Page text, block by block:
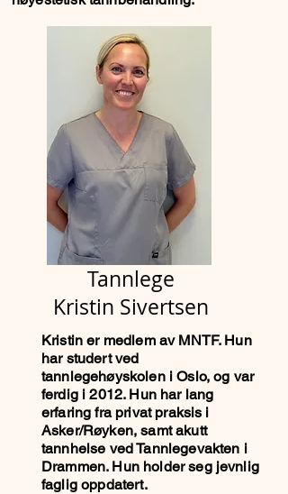
Tannlege
Kristin Sivertsen
Kristin er medlem av MNTF. Hun
har studert ved
tannlegehøyskolen i Oslo, og var
ferdig i 2012. Hun har lang
erfaring fra privat praksis i
Asker/Røyken, samt akutt
tannhelse ved Tannlegevakten i
Drammen. Hun holder seg jevnlig
faglig oppdatert.